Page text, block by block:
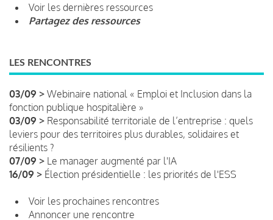
Voir les dernières ressources
Partagez des ressources
LES RENCONTRES
03/09 > Webinaire national « Emploi et Inclusion dans la
fonction publique hospitalière »
03/09 > Responsabilité territoriale de l’entreprise : quels
leviers pour des territoires plus durables, solidaires et
résilients ?
07/09 > Le manager augmenté par l'IA
16/09 > Élection présidentielle : les priorités de l'ESS
Voir les prochaines rencontres
Annoncer une rencontre